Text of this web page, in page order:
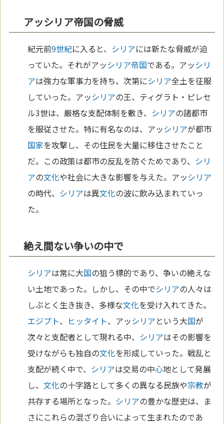
アッシリア帝国の脅威
紀元前9世紀に入ると、 シリアには新たな脅威が迫
っていた。それがアッシリア帝国である。アッシリ
アは強力な軍事力を持ち、次第にシリア全土を征服
していった。アッシリアの王、ティグラト・ピレセ
ル3世は、厳格な支配体制を敷き、 シリアの諸都市
を服従させた。特に有名なのは、アッシリアが都市
国家を攻撃し、その住民を大量に移住させたこと
だ。この政策は都市の反乱を防ぐためであり、 シリ
アの文化や社会に大きな影響を与えた。アッシリア
の時代、 シリアは異文化の波に飲み込まれていっ
た。
絶え間ない争いの中で
シリアは常に大国の狙う標的であり、争いの絶えな
い土地であった。しかし、その中でシリアの人々は
しぶとく生き抜き、多様な文化を受け入れてきた。
エジプト、 ヒッタイト、アッシリアという大国が
次々と支配者として現れる中、 シリアはその影響を
受けながらも独自の文化を形成していった。戦乱と
支配が続く中で、 シリアは交易の中心地として発展
し、文化の十字路として多くの異なる民族や宗教が
共存する場所となった。 シリアの豊かな歴史は、ま
さにこれらの混ざり合いによって生まれたのであ